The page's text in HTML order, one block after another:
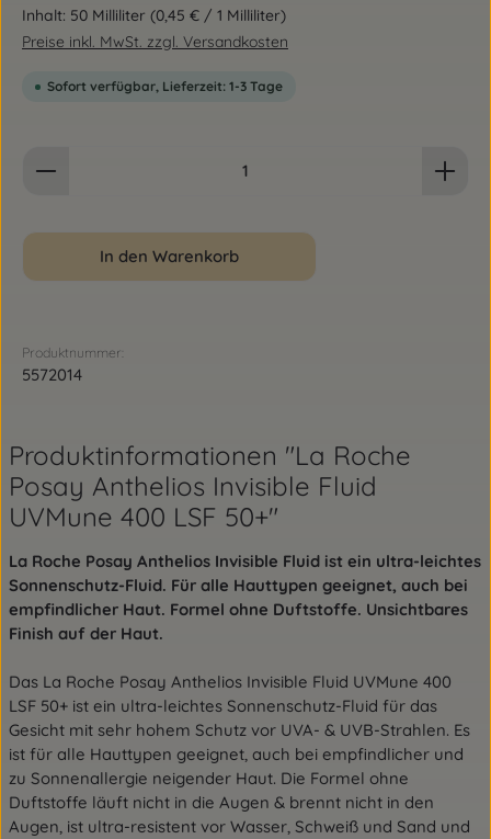
Inhalt: 50 Milliliter (0,45 € / 1 Milliliter)
Preise inkl. MwSt. zzgl. Versandkosten
Sofort verfügbar, Lieferzeit: 1-3 Tage
In den Warenkorb
Produktnummer:
5572014
Produktinformationen "La Roche
Posay Anthelios Invisible Fluid
UVMune 400 LSF 50+"
La Roche Posay Anthelios Invisible Fluid ist ein ultra-leichtes
Sonnenschutz-Fluid. Für alle Hauttypen geeignet, auch bei
empfindlicher Haut. Formel ohne Duftstoffe. Unsichtbares
Finish auf der Haut.
Das La Roche Posay Anthelios Invisible Fluid UVMune 400
LSF 50+ ist ein ultra-leichtes Sonnenschutz-Fluid für das
Gesicht mit sehr hohem Schutz vor UVA- & UVB-Strahlen. Es
ist für alle Hauttypen geeignet, auch bei empfindlicher und
zu Sonnenallergie neigender Haut. Die Formel ohne
Duftstoffe läuft nicht in die Augen & brennt nicht in den
Augen, ist ultra-resistent vor Wasser, Schweiß und Sand und